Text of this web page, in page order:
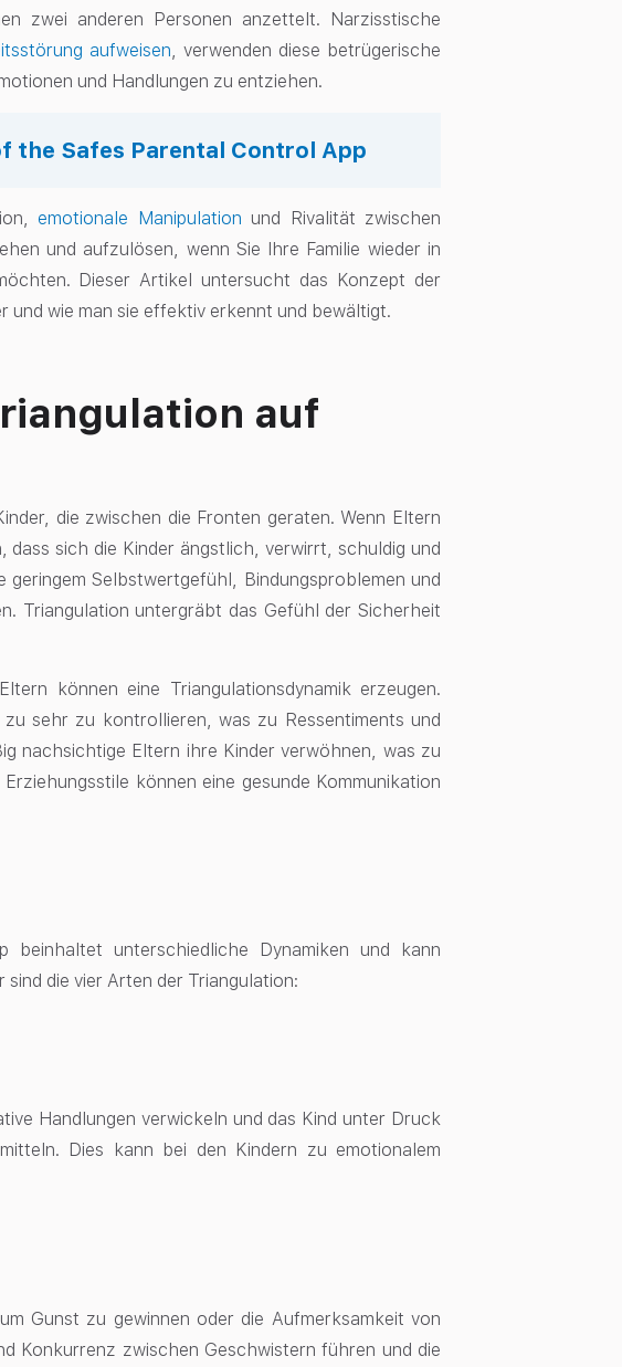
zwei anderen Personen anzettelt. Narzisstische
aufweisen , verwenden diese betrügerische
und Handlungen zu entziehen.
the Safes Parental Control App
emotionale Manipulation und Rivalität zwischen
und aufzulösen, wenn Sie Ihre Familie wieder in
Dieser Artikel untersucht das Konzept der
und wie man sie effektiv erkennt und bewältigt.
auf
die zwischen die Fronten geraten. Wenn Eltern
sich die Kinder ängstlich, verwirrt, schuldig und
Selbstwertgefühl, Bindungsproblemen und
Triangulation untergräbt das Gefühl der Sicherheit
Eltern können eine Triangulationsdynamik erzeugen.
sehr zu kontrollieren, was zu Ressentiments und
nachsichtige Eltern ihre Kinder verwöhnen, was zu
können eine gesunde Kommunikation
unterschiedliche Dynamiken und kann
die vier Arten der Triangulation:
Handlungen verwickeln und das Kind unter Druck
Dies kann bei den Kindern zu emotionalem
Gunst zu gewinnen oder die Aufmerksamkeit von
Konkurrenz zwischen Geschwistern führen und die